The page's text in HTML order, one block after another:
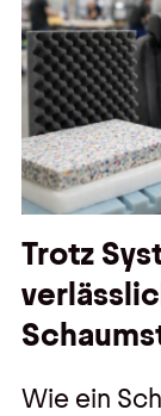
Trotz
Wie ein